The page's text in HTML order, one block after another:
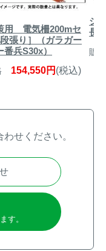
用 電気柵200mセ
張り］（ガラガー
番兵S30x）
154,550円 (税込)
シ
長
販
せください。
す。